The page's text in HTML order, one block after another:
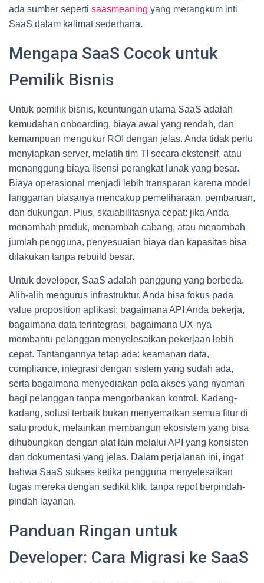
ada sumber seperti saasmeaning yang merangkum inti
SaaS dalam kalimat sederhana.
Mengapa SaaS Cocok untuk
Pemilik Bisnis
Untuk pemilik bisnis, keuntungan utama SaaS adalah
kemudahan onboarding, biaya awal yang rendah, dan
kemampuan mengukur ROI dengan jelas. Anda tidak perlu
menyiapkan server, melatih tim TI secara ekstensif, atau
menanggung biaya lisensi perangkat lunak yang besar.
Biaya operasional menjadi lebih transparan karena model
langganan biasanya mencakup pemeliharaan, pembaruan,
dan dukungan. Plus, skalabilitasnya cepat: jika Anda
menambah produk, menambah cabang, atau menambah
jumlah pengguna, penyesuaian biaya dan kapasitas bisa
dilakukan tanpa rebuild besar.
Untuk developer, SaaS adalah panggung yang berbeda.
Alih-alih mengurus infrastruktur, Anda bisa fokus pada
value proposition aplikasi: bagaimana API Anda bekerja,
bagaimana data terintegrasi, bagaimana UX-nya
membantu pelanggan menyelesaikan pekerjaan lebih
cepat. Tantangannya tetap ada: keamanan data,
compliance, integrasi dengan sistem yang sudah ada,
serta bagaimana menyediakan pola akses yang nyaman
bagi pelanggan tanpa mengorbankan kontrol. Kadang-
kadang, solusi terbaik bukan menyematkan semua fitur di
satu produk, melainkan membangun ekosistem yang bisa
dihubungkan dengan alat lain melalui API yang konsisten
dan dokumentasi yang jelas. Dalam perjalanan ini, ingat
bahwa SaaS sukses ketika pengguna menyelesaikan
tugas mereka dengan sedikit klik, tanpa repot berpindah-
pindah layanan.
Panduan Ringan untuk
Developer: Cara Migrasi ke SaaS